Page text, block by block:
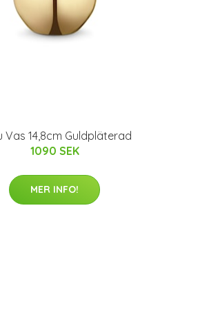
Vas 14,8cm Guldpläterad
1090 SEK
MER INFO!